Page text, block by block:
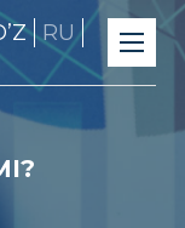
RU